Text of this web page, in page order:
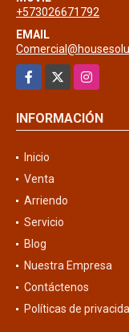
+573026671792
EMAIL
Facebook
Instagram
INFORMACIÓN
Inicio
Venta
Arriendo
Servicio
Blog
Nuestra Empresa
Contáctenos
Políticas de